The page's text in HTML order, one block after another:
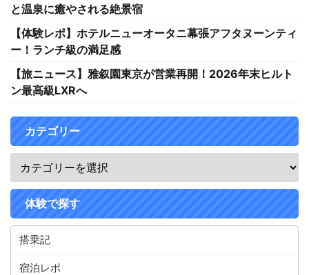
と温泉に癒やされる絶景宿
【体験レポ】ホテルニューオータニ幕張アフタヌーンティ
ー！ランチ級の満足感
【旅ニュース】雅叙園東京が営業再開！2026年末ヒルト
ン最高級LXRへ
カテゴリー
体験で探す
搭乗記
宿泊レポ